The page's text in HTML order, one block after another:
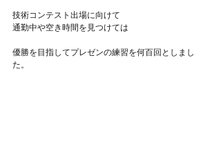
技術コンテスト出場に向けて
通勤中や空き時間を見つけては
優勝を目指してプレゼンの練習を何百回としまし
た。